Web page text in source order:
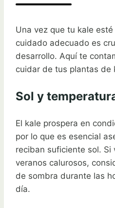
Una vez que tu kale
cuidado adecuado es
desarrollo. Aquí te
cuidar de tus plantas de
Sol y
El kale prospera en
por lo que es esencial
reciban suficiente sol. Si
veranos calurosos,
de sombra durante las
día.